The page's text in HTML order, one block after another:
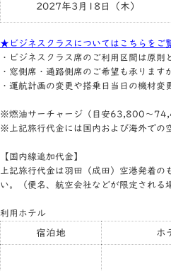
2027年3月18日（木）
★ビジネスクラスについてはこちらをご
・ビジネスクラス席のご利用区間は原則
・窓側席・通路側席のご希望も承りま
・運航計画の変更や搭乗日当日の機材変
※燃油サーチャージ（目安63,800～
※上記旅行代金には国内および海外での
【国内線追加代金】
上記旅行代金は羽田（成田）空港発着
い。（便名、航空会社などが限定される
利用ホテル
宿泊地 ホ